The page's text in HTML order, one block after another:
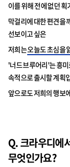
이를 위해 전에 없던
막걸리에 대한 편견을
선보이고 싶은
저희는오늘도 초심을
'너드 브루어리'는 흥
속적으로 출시할 계획
앞으로도 저희의 행보
Q. 크라우디에
무엇인가요?